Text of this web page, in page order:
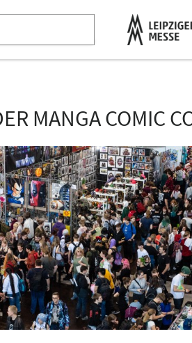
MANGA COMIC